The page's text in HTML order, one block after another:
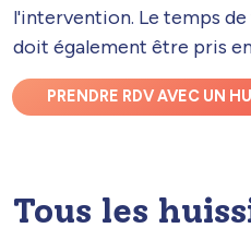
l'intervention. Le temps
doit également être pris
PRENDRE RDV AVEC UN
Tous les